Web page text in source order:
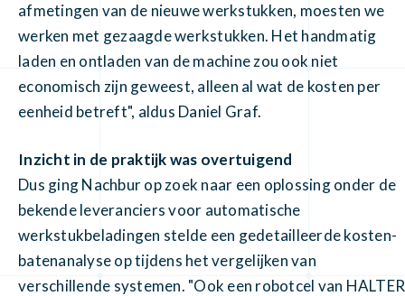
afmetingen van de nieuwe werkstukken, moesten we
werken met gezaagde werkstukken. Het handmatig
laden en ontladen van de machine zou ook niet
economisch zijn geweest, alleen al wat de kosten per
eenheid betreft", aldus Daniel Graf.
Inzicht in de praktijk was overtuigend
Dus ging Nachbur op zoek naar een oplossing onder de
bekende leveranciers voor automatische
werkstukbeladingen stelde een gedetailleerde kosten-
batenanalyse op tijdens het vergelijken van
verschillende systemen. "Ook een robotcel van HALTER